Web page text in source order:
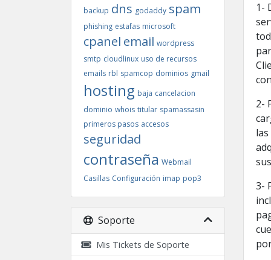
backup dns godaddy spam
phishing estafas microsoft
cpanel email wordpress
smtp cloudlinux uso de recursos
emails rbl spamcop dominios gmail
hosting baja cancelacion
dominio whois titular spamassasin
primeros pasos accesos
seguridad
contraseña Webmail
Casillas Configuración imap pop3
Soporte
Mis Tickets de Soporte
1-
2-
3-